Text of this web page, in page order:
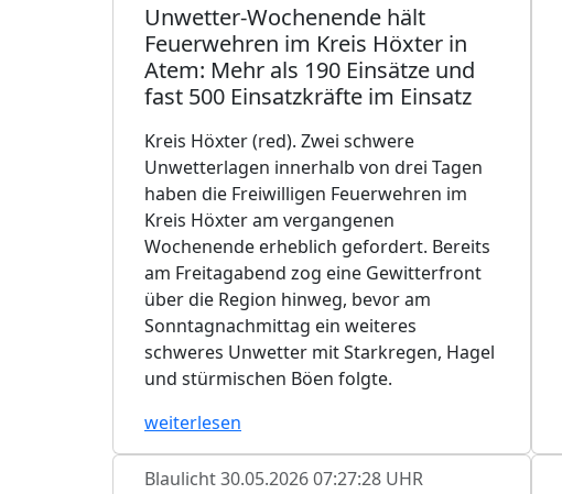
Unwetter-Wochenende hält
Feuerwehren im Kreis Höxter in
Atem: Mehr als 190 Einsätze und
fast 500 Einsatzkräfte im Einsatz
Kreis Höxter (red). Zwei schwere
Unwetterlagen innerhalb von drei Tagen
haben die Freiwilligen Feuerwehren im
Kreis Höxter am vergangenen
Wochenende erheblich gefordert. Bereits
am Freitagabend zog eine Gewitterfront
über die Region hinweg, bevor am
Sonntagnachmittag ein weiteres
schweres Unwetter mit Starkregen, Hagel
und stürmischen Böen folgte.
weiterlesen
Blaulicht30.05.2026 07:27:28 UHR